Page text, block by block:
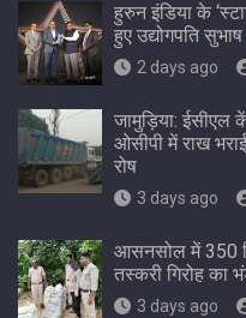
हुरुन इंडिया के
हुए उद्योगपति
2 days ago
जामुड़िया: ईसीएल
ओसीपी में राख
रोष
3 days ago
आसनसोल में 350
तस्करी गिरोह का
3 days ago